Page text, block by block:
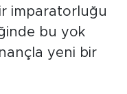
imparatorluğu
bu yok
yeni bir